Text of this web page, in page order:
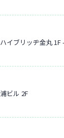
ハイブリッヂ金丸 1F
ビル 2F